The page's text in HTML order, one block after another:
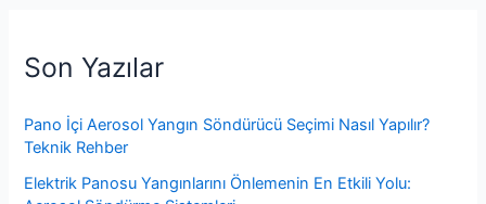
Son Yazılar
Pano İçi Aerosol Yangın Söndürücü Seçimi Nasıl Yapılır?
Teknik Rehber
Elektrik Panosu Yangınlarını Önlemenin En Etkili Yolu: